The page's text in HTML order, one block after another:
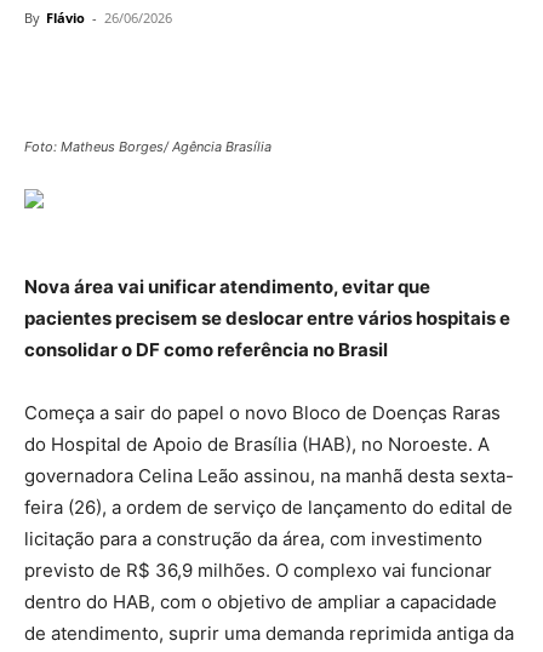
By Flávio - 26/06/2026
Foto: Matheus Borges/ Agência Brasília
Nova área vai unificar atendimento, evitar que
pacientes precisem se deslocar entre vários hospitais e
consolidar o DF como referência no Brasil
Começa a sair do papel o novo Bloco de Doenças Raras
do Hospital de Apoio de Brasília (HAB), no Noroeste. A
governadora Celina Leão assinou, na manhã desta sexta-
feira (26), a ordem de serviço de lançamento do edital de
licitação para a construção da área, com investimento
previsto de R$ 36,9 milhões. O complexo vai funcionar
dentro do HAB, com o objetivo de ampliar a capacidade
de atendimento, suprir uma demanda reprimida antiga da